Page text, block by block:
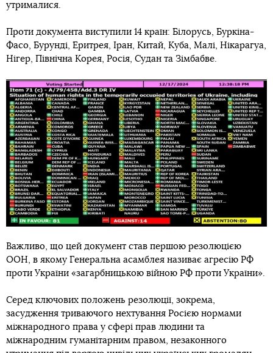
утрималися.
Проти документа виступили 14 країн: Білорусь, Буркіна-
Фасо, Бурунді, Еритрея, Іран, Китай, Куба, Малі, Нікарагуа,
Нігер, Північна Корея, Росія, Судан та Зімбабве.
Важливо, що цей документ став першою резолюцією
ООН, в якому Генеральна асамблея називає агресію РФ
проти України «загарбницькою війною РФ проти України».
Серед ключових положень резолюції, зокрема,
засудження триваючого нехтування Росією нормами
міжнародного права у сфері прав людини та
міжнародним гуманітарним правом, незаконного